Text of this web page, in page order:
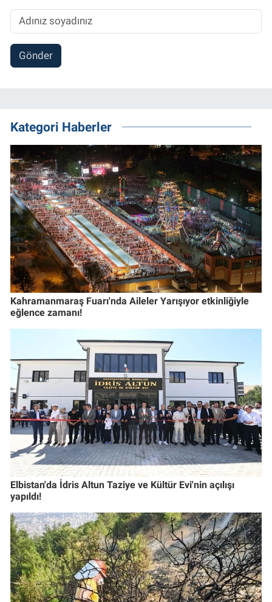
Gönder
Kategori Haberler
Kahramanmaraş Fuarı'nda Aileler Yarışıyor etkinliğiyle
eğlence zamanı!
Elbistan'da İdris Altun Taziye ve Kültür Evi'nin açılışı
yapıldı!